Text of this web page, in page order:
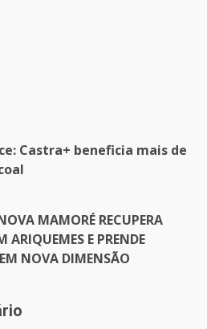
Castra+ beneficia mais de
MAMORÉ RECUPERA
ARIQUEMES E PRENDE
NOVA DIMENSÃO